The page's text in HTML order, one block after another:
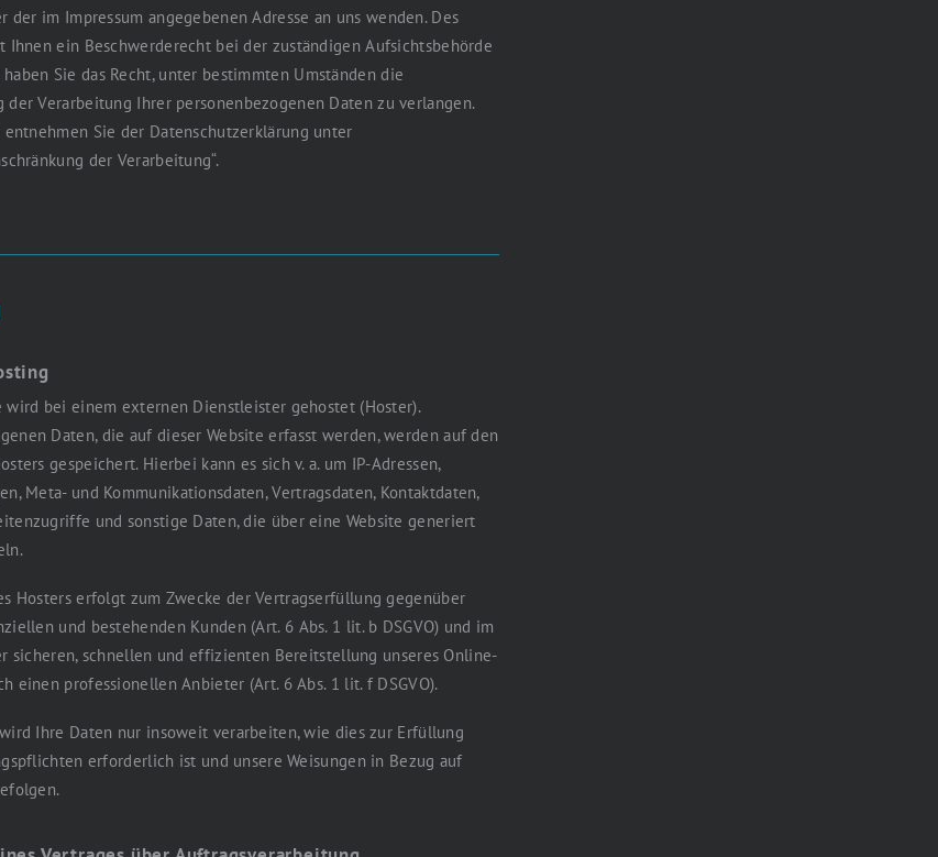
der im Impressum angegebenen Adresse an uns wenden. Des
Ihnen ein Beschwerderecht bei der zuständigen Aufsichtsbehörde
Sie das Recht, unter bestimmten Umständen die
der Verarbeitung Ihrer personenbezogenen Daten zu verlangen.
Sie der Datenschutzerklärung unter
der Verarbeitung“.
wird bei einem externen Dienstleister gehostet (Hoster).
Daten, die auf dieser Website erfasst werden, werden auf den
gespeichert. Hierbei kann es sich v. a. um IP-Adressen,
Meta- und Kommunikationsdaten, Vertragsdaten, Kontaktdaten,
und sonstige Daten, die über eine Website generiert
Hosters erfolgt zum Zwecke der Vertragserfüllung gegenüber
und bestehenden Kunden (Art. 6 Abs. 1 lit. b DSGVO) und im
sicheren, schnellen und effizienten Bereitstellung unseres Online-
einen professionellen Anbieter (Art. 6 Abs. 1 lit. f DSGVO).
Ihre Daten nur insoweit verarbeiten, wie dies zur Erfüllung
erforderlich ist und unsere Weisungen in Bezug auf